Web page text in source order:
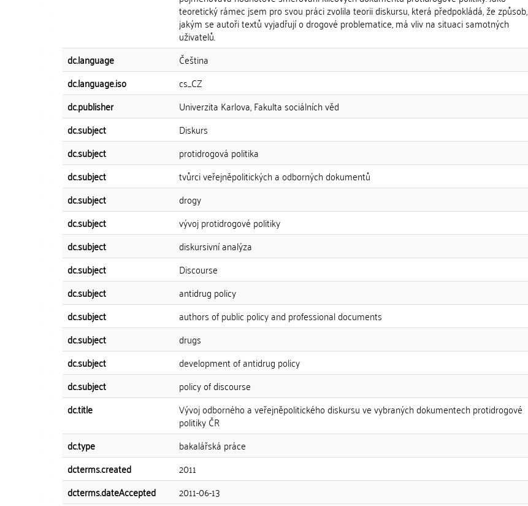
teoretický rámec jsem pro svou práci zvolila teorii diskursu, která předpokládá, že způsob,
jakým se autoři textů vyjadřují o drogové problematice, má vliv na situaci samotných
uživatelů.
dc.language Čeština
dc.language.iso
cs_CZ
dc.publisher
Univerzita Karlova, Fakulta sociálních věd
dc.subject
Diskurs
dc.subject
protidrogová politika
dc.subject
tvůrci veřejněpolitických a odborných dokumentů
dc.subject
drogy
dc.subject
vývoj protidrogové politiky
dc.subject
diskursivní analýza
dc.subject
Discourse
dc.subject
antidrug policy
dc.subject
authors of public policy and professional documents
dc.subject
drugs
dc.subject
development of antidrug policy
dc.subject
policy of discourse
dc.title
Vývoj odborného a veřejněpolitického diskursu ve vybraných dokumentech protidrogové
politiky ČR
dc.type bakalářská práce
dcterms.created
2011
dcterms.dateAccepted
2011-06-13